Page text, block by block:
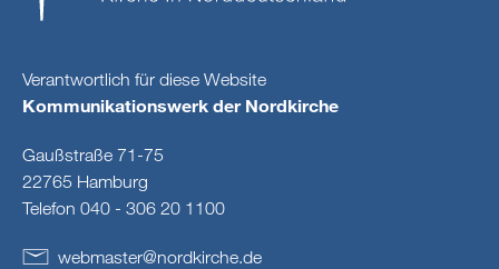
Verantwortlich für diese Website
Kommunikationswerk der Nordkirche
Gaußstraße 71-75
22765 Hamburg
Telefon 040 - 306 20 1100
webmaster@nordkirche.de